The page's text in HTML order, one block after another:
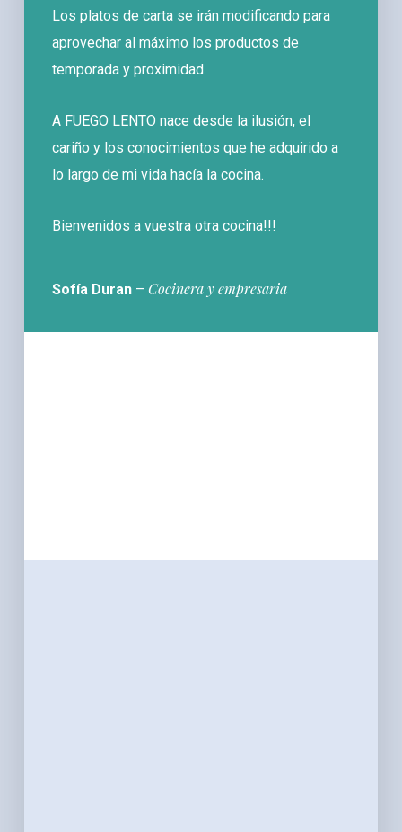
Los platos de carta se irán modificando para
aprovechar al máximo los productos de
temporada y proximidad.
A FUEGO LENTO nace desde la ilusión, el
cariño y los conocimientos que he adquirido a
lo largo de mi vida hacía la cocina.
Bienvenidos a vuestra otra cocina!!!
Sofía Duran –Cocinera y empresaria